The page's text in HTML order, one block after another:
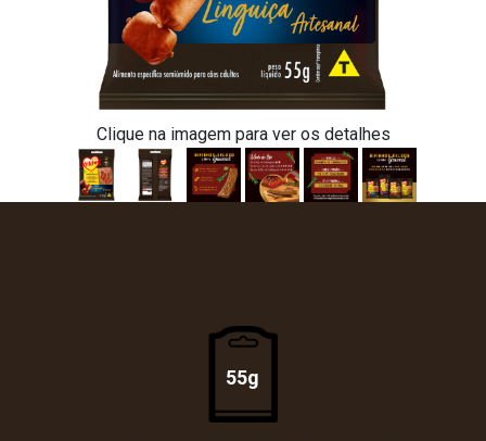
Clique na imagem para ver os detalhes
55g